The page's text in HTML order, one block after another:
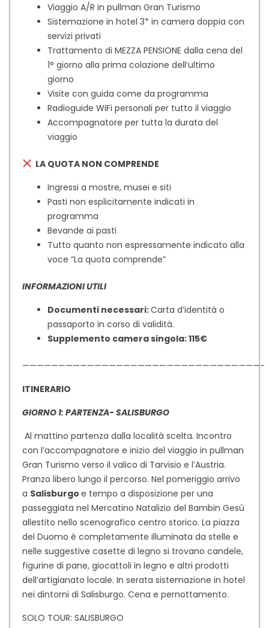
Viaggio A/R in pullman Gran Turismo
Sistemazione in hotel 3* in camera doppia con
servizi privati
Trattamento di MEZZA PENSIONE dalla cena del
1° giorno alla prima colazione dell’ultimo
giorno
Visite con guida come da programma
Radioguide WiFi personali per tutto il viaggio
Accompagnatore per tutta la durata del
viaggio
LA QUOTA NON COMPRENDE
Ingressi a mostre, musei e siti
Pasti non esplicitamente indicati in
programma
Bevande ai pasti
Tutto quanto non espressamente indicato alla
voce “La quota comprende”
INFORMAZIONI UTILI
Documenti necessari:Carta d’identità o
passaporto in corso di validità.
Supplemento camera singola:115€
—————————————————————————————————-
ITINERARIO
GIORNO 1: PARTENZA- SALISBURGO
Al mattino partenza dalla località scelta. Incontro
con l’accompagnatore e inizio del viaggio in pullman
Gran Turismo verso il valico di Tarvisio e l’Austria.
Pranzo libero lungo il percorso. Nel pomeriggio arrivo
a Salisburgo e tempo a disposizione per una
passeggiata nel Mercatino Natalizio del Bambin Gesù
allestito nello scenografico centro storico. La piazza
del Duomo è completamente illuminata da stelle e
nelle suggestive casette di legno si trovano candele,
figurine di pane, giocattoli in legno e altri prodotti
dell’artigianato locale. In serata sistemazione in hotel
nei dintorni di Salisburgo. Cena e pernottamento.
SOLO TOUR: SALISBURGO